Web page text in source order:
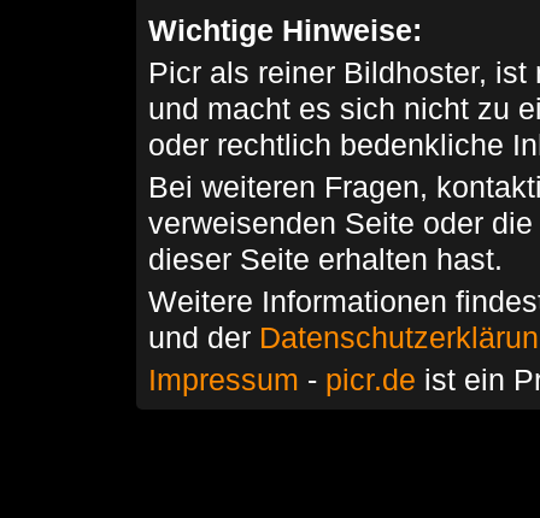
Wichtige Hinweise:
Picr als reiner Bildhoster,
und macht es sich nicht zu
oder rechtlich bedenkliche
Bei weiteren Fragen,
verweisenden Seite oder
dieser Seite erhalten hast.
Weitere Informationen
und der
Impressum - picr.de ist ein